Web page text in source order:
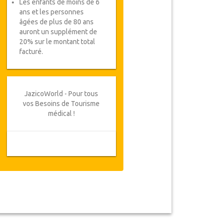
Les enfants de moins de 6
ans et les personnes
âgées de plus de 80 ans
auront un supplément de
20% sur le montant total
facturé.
JazicoWorld - Pour tous
vos Besoins de Tourisme
médical !